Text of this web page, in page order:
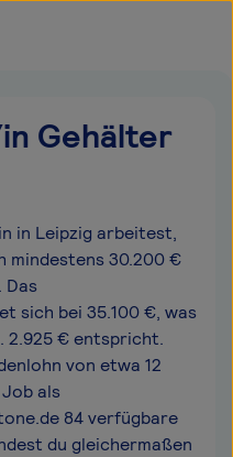
Gehälter
in Leipzig arbeitest,
mindestens 30.200 €
Das
sich bei 35.100 €, was
2.925 € entspricht.
von etwa 12
als
84 verfügbare
du gleichermaßen